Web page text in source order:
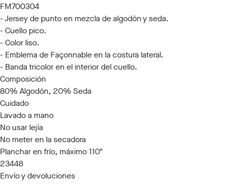
FM700304
- Jersey de punto en mezcla de algodón y seda.
- Cuello pico.
- Color liso.
- Emblema de Façonnable en la costura lateral.
- Banda tricolor en el interior del cuello.
Composición
80% Algodón, 20% Seda
Cuidado
Lavado a mano
No usar lejía
No meter en la secadora
Planchar en frío, máximo 110º
23448
Envío y devoluciones